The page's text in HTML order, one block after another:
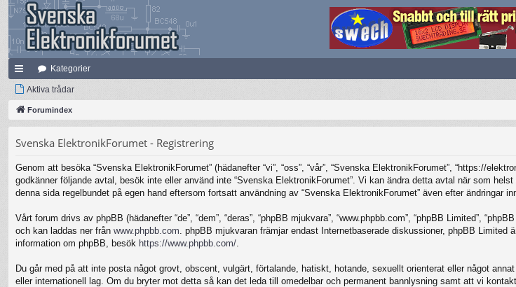
na
bb
ar
Kategorier
Aktiva trådar
Forumindex
Svenska ElektronikForumet - Registrering
Genom att besöka “Svenska ElektronikForumet” (hädanefter “vi”, “oss”, “vår”, “Svenska ElektronikForumet”, “https://
godkänner följande avtal, besök inte eller använd inte “Svenska ElektronikForumet”. Vi kan ändra detta avtal när som
denna sida regelbundet på egen hand eftersom fortsatt användning av “Svenska ElektronikForumet” även efter ändringar
Vårt forum drivs av phpBB (hädanefter “de”, “dem”, “deras”, “phpBB mjukvara”, “www.phpbb.com”, “phpBB Limited”,
och kan laddas ner från www.phpbb.com . phpBB mjukvaran främjar endast Internetbaserade diskussioner, phpBB
information om phpBB, besök https://www.phpbb.com/
Du går med på att inte posta något grovt, obscent, vulgärt, förtalande, hatiskt, hotande, sexuellt orienterat eller något
eller internationell lag. Om du bryter mot detta så kan det leda till omedelbar och permanent bannlysning samt att vi